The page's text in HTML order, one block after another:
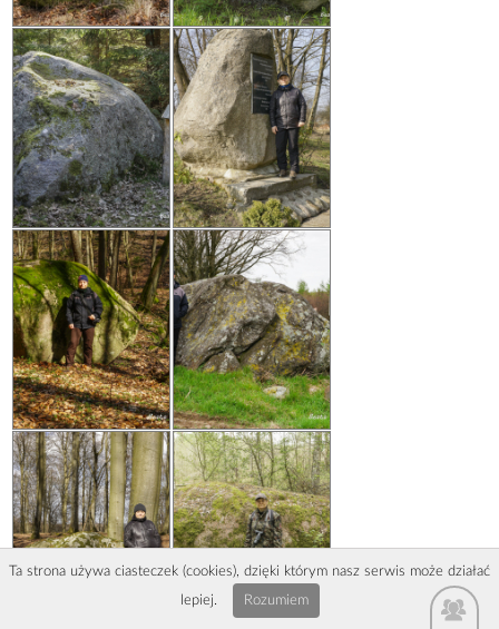
Ta strona używa ciasteczek (cookies), dzięki którym nasz serwis może działać
lepiej.
Rozumiem